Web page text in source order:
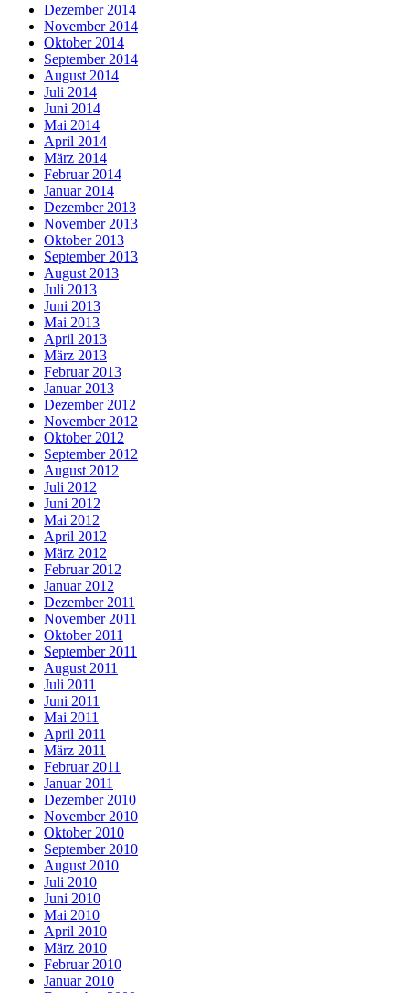
Dezember 2014
November 2014
Oktober 2014
September 2014
August 2014
Juli 2014
Juni 2014
Mai 2014
April 2014
März 2014
Februar 2014
Januar 2014
Dezember 2013
November 2013
Oktober 2013
September 2013
August 2013
Juli 2013
Juni 2013
Mai 2013
April 2013
März 2013
Februar 2013
Januar 2013
Dezember 2012
November 2012
Oktober 2012
September 2012
August 2012
Juli 2012
Juni 2012
Mai 2012
April 2012
März 2012
Februar 2012
Januar 2012
Dezember 2011
November 2011
Oktober 2011
September 2011
August 2011
Juli 2011
Juni 2011
Mai 2011
April 2011
März 2011
Februar 2011
Januar 2011
Dezember 2010
November 2010
Oktober 2010
September 2010
August 2010
Juli 2010
Juni 2010
Mai 2010
April 2010
März 2010
Februar 2010
Januar 2010